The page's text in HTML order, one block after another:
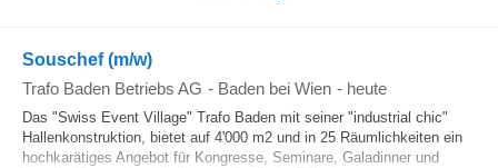
Souschef (m/w)
Trafo Baden Betriebs AG - Baden bei Wien - heute
Das "Swiss Event Village" Trafo Baden mit seiner "industrial chic"
Hallenkonstruktion, bietet auf 4'000 m2 und in 25 Räumlichkeiten ein
hochkarätiges Angebot für Kongresse, Seminare, Galadinner und